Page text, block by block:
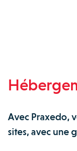
Avec Praxedo,
sites, avec une